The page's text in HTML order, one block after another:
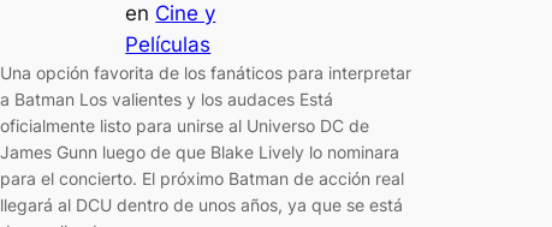
en Cine y
Películas
Una opción favorita de los fanáticos para interpretar
a Batman Los valientes y los audaces Está
oficialmente listo para unirse al Universo DC de
James Gunn luego de que Blake Lively lo nominara
para el concierto. El próximo Batman de acción real
llegará al DCU dentro de unos años, ya que se está